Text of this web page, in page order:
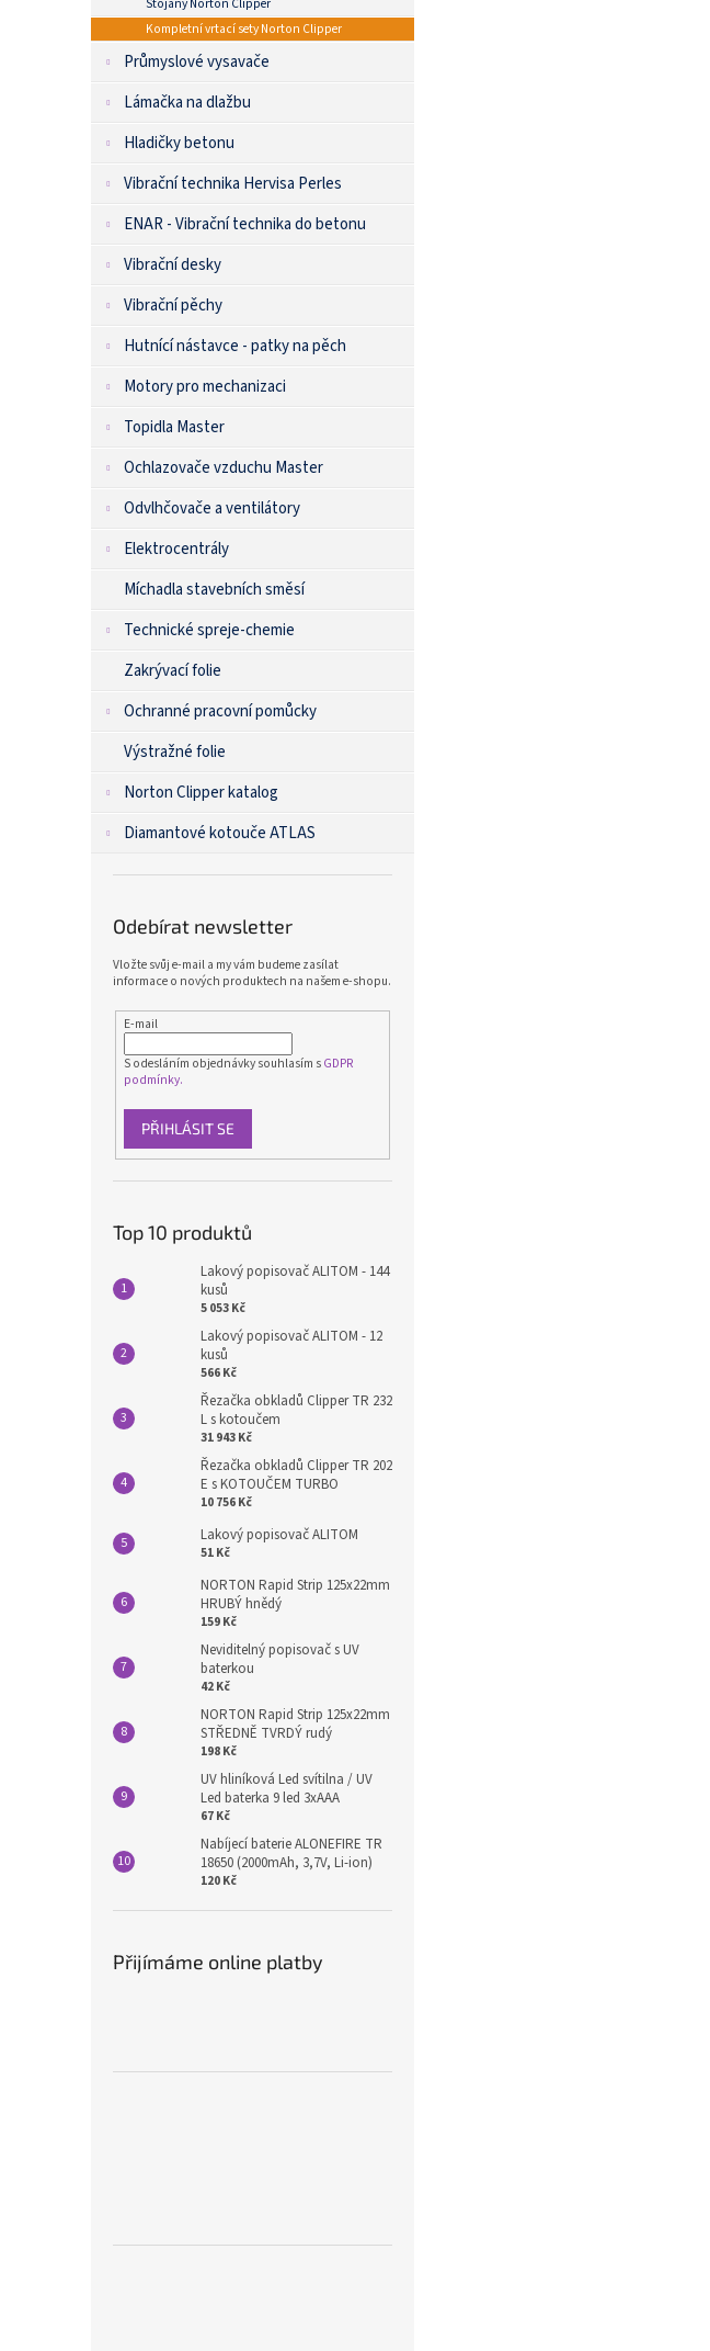
Stojany Norton Clipper
Kompletní vrtací sety Norton Clipper
Průmyslové vysavače
Lámačka na dlažbu
Hladičky betonu
Vibrační technika Hervisa Perles
ENAR - Vibrační technika do betonu
Vibrační desky
Vibrační pěchy
Hutnící nástavce - patky na pěch
Motory pro mechanizaci
Topidla Master
Ochlazovače vzduchu Master
Odvlhčovače a ventilátory
Elektrocentrály
Míchadla stavebních směsí
Technické spreje-chemie
Zakrývací folie
Ochranné pracovní pomůcky
Výstražné folie
Norton Clipper katalog
Diamantové kotouče ATLAS
Odebírat newsletter
Vložte svůj e-mail a my vám budeme zasílat
informace o nových produktech na našem e-shopu.
E-mail
S odesláním objednávky souhlasím sGDPR
podmínky.
PŘIHLÁSIT SE
Top 10 produktů
Lakový popisovač ALITOM - 144
kusů
5 053 Kč
Lakový popisovač ALITOM - 12
kusů
566 Kč
Řezačka obkladů Clipper TR 232
L s kotoučem
31 943 Kč
Řezačka obkladů Clipper TR 202
E s KOTOUČEM TURBO
10 756 Kč
Lakový popisovač ALITOM
51 Kč
NORTON Rapid Strip 125x22mm
HRUBÝ hnědý
159 Kč
Neviditelný popisovač s UV
baterkou
42 Kč
NORTON Rapid Strip 125x22mm
STŘEDNĚ TVRDÝ rudý
198 Kč
UV hliníková Led svítilna / UV
Led baterka 9 led 3xAAA
67 Kč
Nabíjecí baterie ALONEFIRE TR
18650 (2000mAh, 3,7V, Li-ion)
120 Kč
Přijímáme online platby